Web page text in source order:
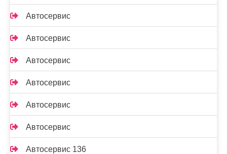
Автосервис
Автосервис
Автосервис
Автосервис
Автосервис
Автосервис
Автосервис 136